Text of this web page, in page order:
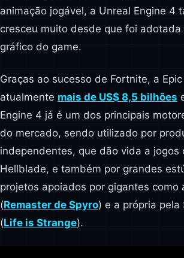
animação jogável, a Unreal Engine 4
cresceu muito desde que foi adotada
gráfico do game.
Graças ao sucesso de Fortnite, a
atualmente mais de US$ 8,5 bilhões
Engine 4 já é um dos principais
do mercado, sendo utilizado por
independentes, que dão vida a jogos
Hellblade, e também por grandes
projetos apoiados por gigantes como
(Remaster de Spyro) e a própria pela
(Life is Strange).